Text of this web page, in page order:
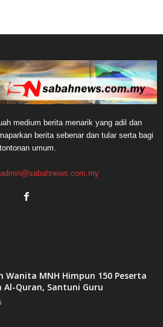
medium berita menarik yang adil dan
berita sebenar dan tular serta bagi
tontonan umum.
admin@sabahnews.com.my
Wanita MNH Himpun 150 Peserta
Al-Quran, Santuni Guru